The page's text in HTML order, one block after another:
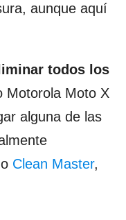
aunque aquí
todos los
Motorola Moto X
alguna de las
Clean Master,